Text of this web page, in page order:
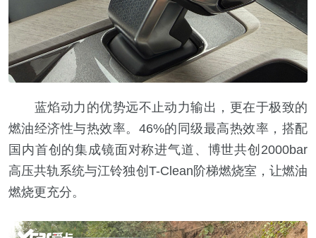
蓝焰动力的优势远不止动力输出，更在于极致的
燃油经济性与热效率。46%的同级最高热效率，搭配
国内首创的集成镜面对称进气道、博世共创2000bar
高压共轨系统与江铃独创T-Clean阶梯燃烧室，让燃油
燃烧更充分。